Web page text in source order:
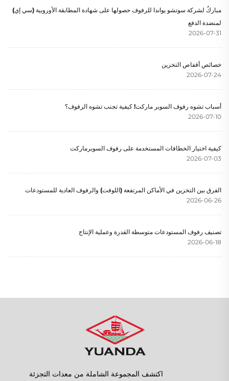
مباركٌ لشركة سوتشو يواندا للرفوف حصولها على شهادة المطابقة الأوروبية (سي إي)
لمنضدة الدفع
2026-07-31
خصائص أقفاص التخزين
2026-07-24
أسباب تشوه رفوف السوبر ماركت! كيفية تجنب تشوه الرفوف؟
2026-07-10
كيفية اختيار الخطافات المستخدمة على رفوف السوبرماركت
2026-07-03
الفرق بين التخزين في الأماكن المرتفعة (اللوفت) والرفوف العادية للمستودعات
2026-06-26
تصنيف رفوف المستودعات متوسطة القدرة وعملية الإنتاج
2026-06-18
اكتشف المجموعة الشاملة من معدات التجزئة